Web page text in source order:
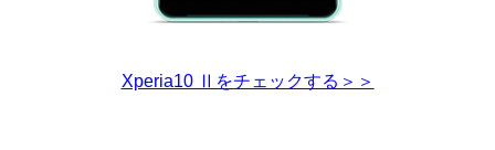
Xperia10 Ⅱをチェックする＞＞